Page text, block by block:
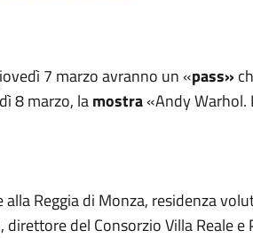
7 marzo avranno un «pass»
8 marzo, lamostra«Andy Warhol.
Reggia di Monza, residenza
, direttore del Consorzio Villa Reale e